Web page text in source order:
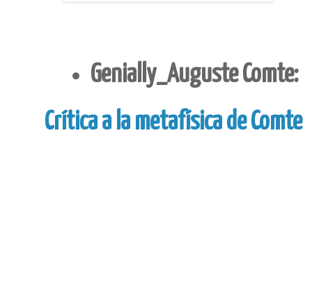
Genially_Auguste Comte:
Crítica a la metafísica de Comte